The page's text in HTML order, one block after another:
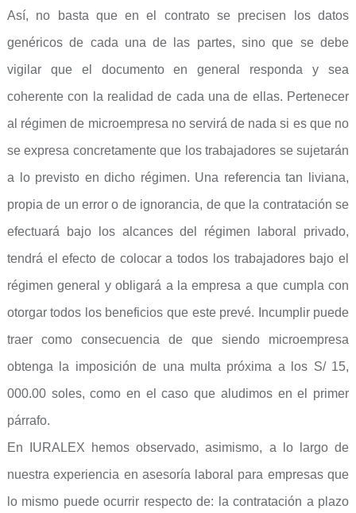
Así, no basta que en el contrato se precisen los datos
genéricos de cada una de las partes, sino que se debe
vigilar que el documento en general responda y sea
coherente con la realidad de cada una de ellas. Pertenecer
al régimen de microempresa no servirá de nada si es que no
se expresa concretamente que los trabajadores se sujetarán
a lo previsto en dicho régimen. Una referencia tan liviana,
propia de un error o de ignorancia, de que la contratación se
efectuará bajo los alcances del régimen laboral privado,
tendrá el efecto de colocar a todos los trabajadores bajo el
régimen general y obligará a la empresa a que cumpla con
otorgar todos los beneficios que este prevé. Incumplir puede
traer como consecuencia de que siendo microempresa
obtenga la imposición de una multa próxima a los S/ 15,
000.00 soles, como en el caso que aludimos en el primer
párrafo.
En IURALEX hemos observado, asimismo, a lo largo de
nuestra experiencia en asesoría laboral para empresas que
lo mismo puede ocurrir respecto de: la contratación a plazo